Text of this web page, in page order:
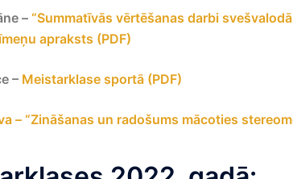
– “Summatīvās vērtēšanas darbi
apraksts (PDF)
– Meistarklase sportā (PDF)
– “Zināšanas un radošums mācoties